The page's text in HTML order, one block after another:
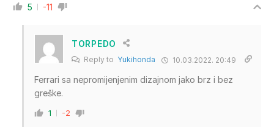
5 -11
TORPEDO
Reply to Yukihonda 10.03.2022. 20:49
Ferrari sa nepromijenjenim dizajnom jako brz i bez
greške.
1 -2